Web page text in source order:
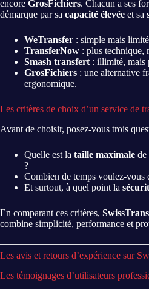
encore GrosFichiers. Chacun a ses
démarque par sa capacité élevée et sa
WeTransfer : simple mais
TransferNow : plus technique,
Smash transfert : illimité, mais
GrosFichiers : une alternative
ergonomique.
Les critères de choix d’un service de
Avant de choisir, posez-vous trois
Quelle est la taille maximale de
?
Combien de temps voulez-vous
Et surtout, à quel point la
En comparant ces critères,
combine simplicité, performance et
Les avis et retours d’expérience sur
Les témoignages d’utilisateurs